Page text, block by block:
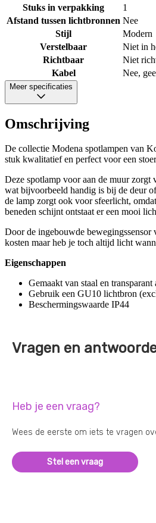
Stuks in verpakking
1
Afstand tussen lichtbronnen Nee
Stijl
Modern
Verstelbaar
Niet in
Richtbaar
Niet
Kabel
Nee,
Meer specificaties
Omschrijving
De collectie Modena spotlampen van
stuk kwalitatief en perfect voor een
Deze spotlamp voor aan de muur zorgt
wat bijvoorbeeld handig is bij de deur
de lamp zorgt ook voor sfeerlicht,
beneden schijnt ontstaat er een mooi
Door de ingebouwde
kosten maar heb je toch altijd licht
Eigenschappen
Gemaakt van staal en transparant
Gebruik een GU10 lichtbron
Beschermingswaarde IP44
Vragen en
Heb je een vraag?
Wees de eerste om iets te vragen
Stel een vraag